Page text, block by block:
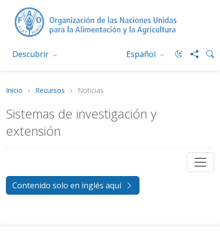
Descubrir Español
Inicio Recursos Noticias
Sistemas de investigación y
extensión
Contenido solo en inglés aquí